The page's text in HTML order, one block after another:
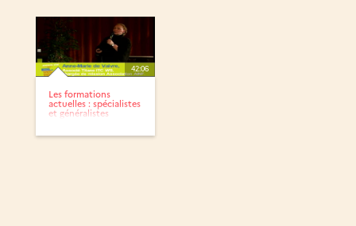
42:06
Les formations
actuelles : spécialistes
et généralistes